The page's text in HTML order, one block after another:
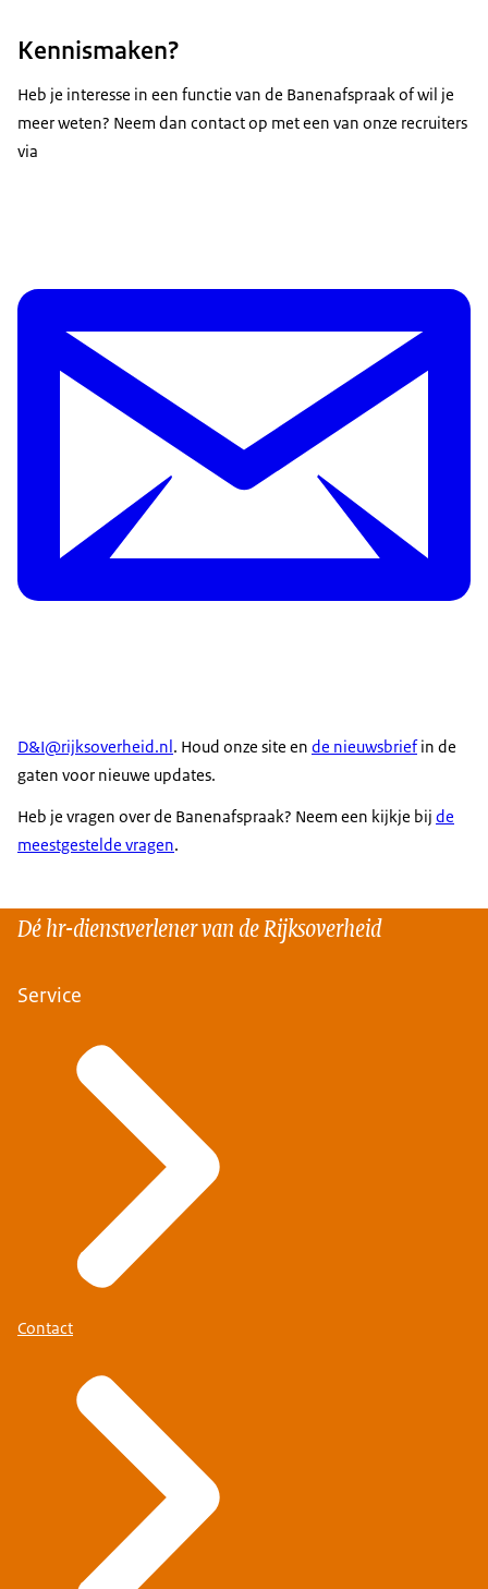
Kennismaken?
Heb je interesse in een functie van de Banenafspraak of wil je
meer weten? Neem dan contact op met een van onze recruiters
via
D&I@rijksoverheid.nl . Houd onze site en de nieuwsbriefin de
gaten voor nieuwe updates.
Heb je vragen over de Banenafspraak? Neem een kijkje bij de
meestgestelde vragen.
Dé hr-dienstverlener van de Rijksoverheid
Service
Contact